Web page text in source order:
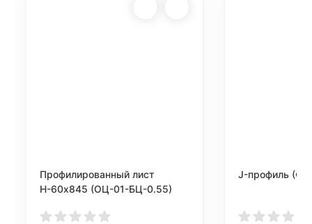
Профилированный лист
Н-60х845 (ОЦ-01-БЦ-0.55)
J-профиль